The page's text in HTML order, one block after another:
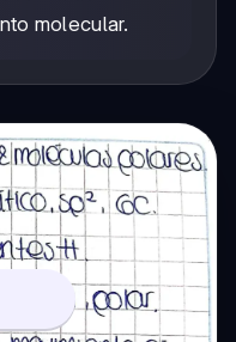
molecular.